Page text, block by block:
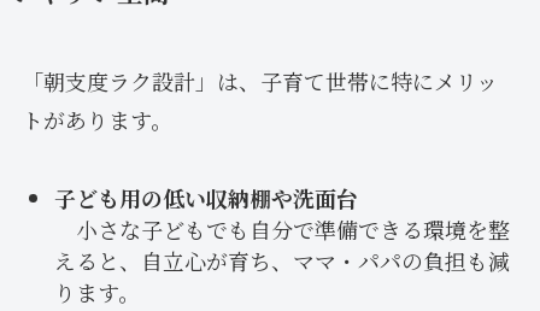
「朝支度ラク設計」は、子育て世帯に特にメリッ
トがあります。
子ども用の低い収納棚や洗面台
小さな子どもでも自分で準備できる環境を整
えると、自立心が育ち、ママ・パパの負担も減
ります。